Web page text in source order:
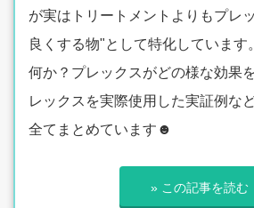
が実はトリートメントよりもプレ
良くする物"として特化しています
何か？プレックスがどの様な効果
レックスを実際使用した実証例な
全てまとめています☻
» この記事を読む